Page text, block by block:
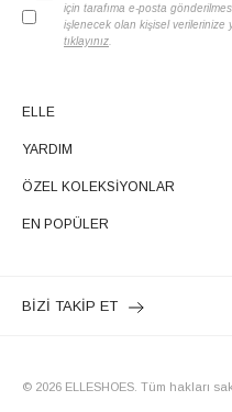
için tarafıma e-posta
işlenecek olan kişisel verilerinize
tıklayınız
ELLE
YARDIM
ÖZEL KOLEKSİYONLAR
EN POPÜLER
BİZİ TAKİP ET
© 2026 ELLESHOES. Tüm hakları